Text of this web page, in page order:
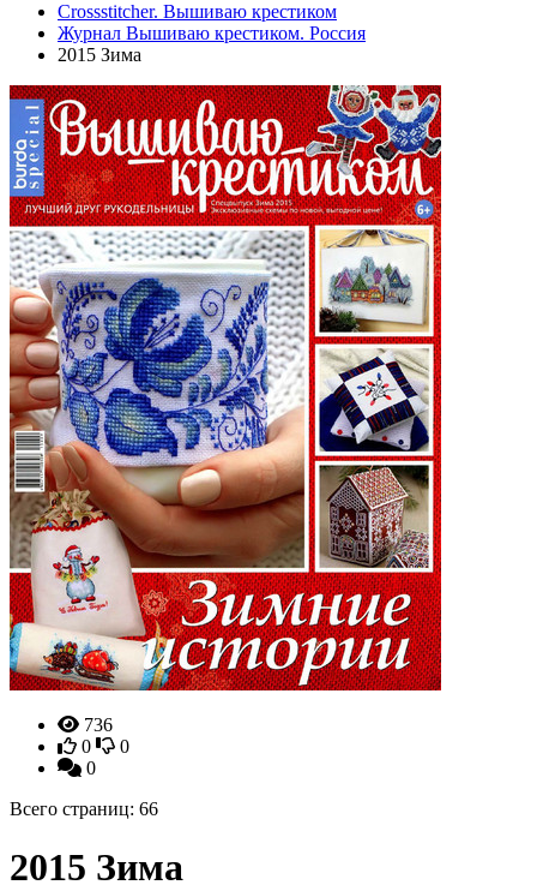
Crossstitcher. Вышиваю крестиком
Журнал Вышиваю крестиком. Россия
2015 Зима
736
0
0
0
Всего страниц: 66
2015 Зима